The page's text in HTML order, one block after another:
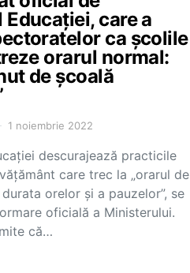
care a
ca școlile
orarul normal:
de școală
1 noiembrie 2022
descurajează practicile
care trec la „orarul de
orelor și a pauzelor”, se
oficială a Ministerului.
că…